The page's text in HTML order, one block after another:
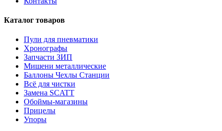
Каталог товаров
Пули для пневматики
Хронографы
Запчасти ЗИП
Мишени металлические
Баллоны Чехлы Станции
Всё для чистки
Замена SCATT
Обоймы-магазины
Прицелы
Упоры